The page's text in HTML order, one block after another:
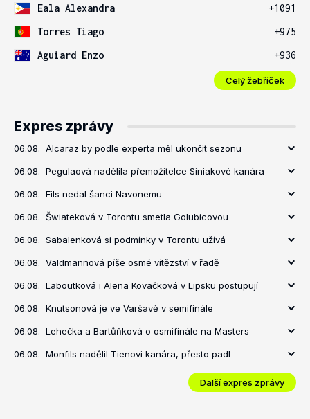
Eala Alexandra
+1091
Torres Tiago
+975
Aguiard Enzo
+936
Celý žebříček
Expres zprávy
06.08. Alcaraz by podle experta měl ukončit sezonu
06.08. Pegulaová nadělila přemožitelce Siniakové kanára
06.08. Fils nedal šanci Navonemu
06.08. Šwiateková v Torontu smetla Golubicovou
06.08. Sabalenková si podmínky v Torontu užívá
06.08. Valdmannová píše osmé vítězství v řadě
06.08. Laboutková i Alena Kovačková v Lipsku postupují
06.08. Knutsonová je ve Varšavě v semifinále
06.08. Lehečka a Bartůňková o osmifinále na Masters
06.08. Monfils nadělil Tienovi kanára, přesto padl
Další expres zprávy